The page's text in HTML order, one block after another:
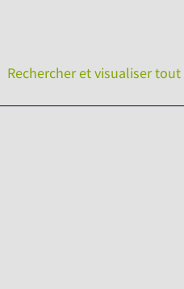
Rechercher et visualiser tout